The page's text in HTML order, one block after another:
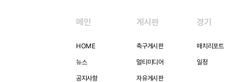
메인
HOME
뉴스
공지사항
게시판
축구게시판
멀티미디어
자유게시판
경기
매치리포트
일정